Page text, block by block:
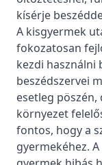
kísérje
A kisgyermek
fokozatosan
kezdi használni
beszédszervei
esetleg pöszén,
környezet
fontos, hogy a
gyermekéhez.